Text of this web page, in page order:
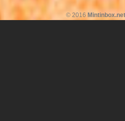
© 2016 Mintinbox.net